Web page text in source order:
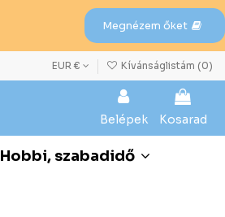
Megnézem őket
EUR € Kívánságlistám (0)
Belépek Kosarad
Hobbi, szabadidő